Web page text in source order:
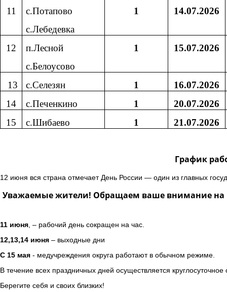
11
с.Потапово
с.Лебедевка
1 14.07.2026
12
п.Лесной
с.Белоусово
1 15.07.2026
13 с.Селезян 1
16.07.2026
14
с.Печенкино 1
20.07.2026
15
с.Шибаево 1 21.07.2026
График
12 июня вся страна отмечает День России — один из главных
Уважаемые жители! Обращаем ваше внимание на
11 июня , – рабочий день сокращен на час.
12,13,14 июня – выходные дни
С 15 мая - медучреждения округа работают в обычном режиме.
В течение всех праздничных дней осуществляется
Берегите себя и своих близких!